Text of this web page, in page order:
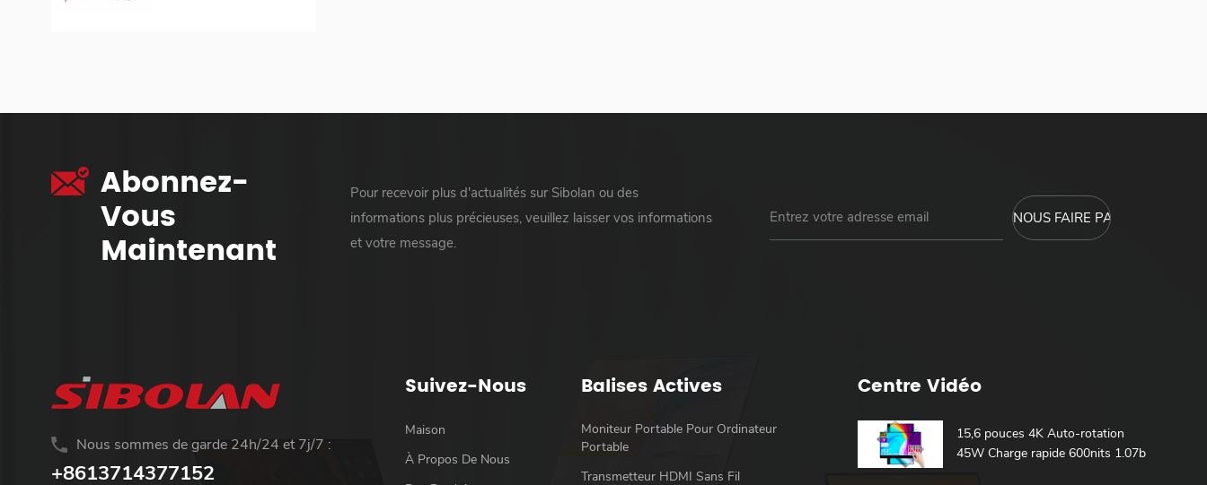
Abonnez-
Vous
Maintenant
Pour recevoir plus d'actualités sur Sibolan ou des
informations plus précieuses, veuillez laisser vos informations
et votre message.
Nous sommes de garde 24h/24 et 7j/7 :
+8613714377152
Suivez-Nous
Maison
À Propos De Nous
Balises Actives
Moniteur Portable Pour Ordinateur
Portable
Transmetteur HDMI Sans Fil
Centre Vidéo
15,6 pouces 4K Auto-rotation
45W Charge rapide 600nits 1.07b